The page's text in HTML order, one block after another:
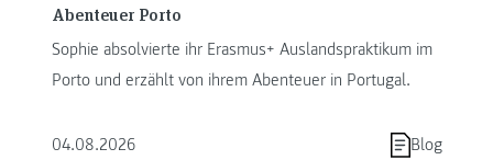
Abenteuer Porto
Sophie absolvierte ihr Erasmus+ Auslandspraktikum im
Porto und erzählt von ihrem Abenteuer in Portugal.
04.08.2026 Blog